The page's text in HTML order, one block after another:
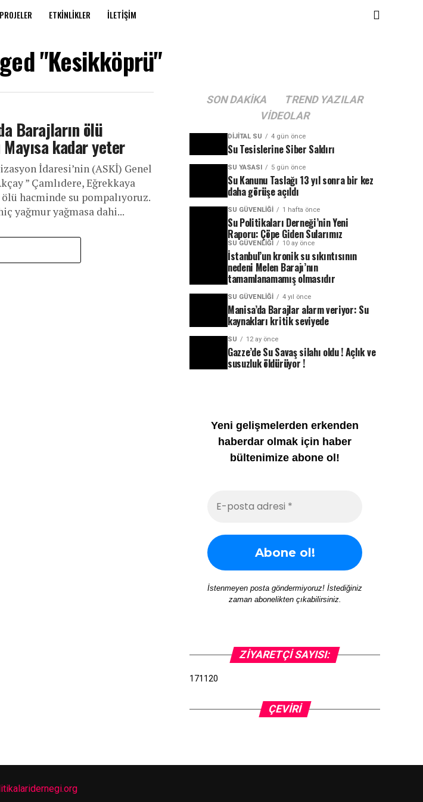
PROJELER ETKINLIKLER İLETIŞIM
"Kesikköprü"
Barajların ölü
kadar yeter
İdaresi’nin (ASKİ) Genel
” Çamlıdere, Eğrekkaya
hacminde su pompalıyoruz.
yağmur yağmasa dahi...
SON DAKIKA
TREND YAZILAR
VIDEOLAR
DIJITAL SU 4 gün önce
Su Tesislerine Siber Saldırı
SU YASASI 5 gün önce
Su Kanunu Taslağı 13 yıl sonra bir kez
daha görüşe açıldı
SU GÜVENLIĞI 1 hafta önce
Su Politikaları Derneği’nin Yeni
Raporu: Çöpe Giden Sularımız
SU GÜVENLIĞI 10 ay önce
İstanbul’un kronik su sıkıntısının
nedeni Melen Barajı’nın
tamamlanamamış olmasıdır
SU GÜVENLIĞI 4 yıl önce
Manisa’da Barajlar alarm veriyor: Su
kaynakları kritik seviyede
SU 12 ay önce
Gazze’de Su Savaş silahı oldu ! Açlık ve
susuzluk öldürüyor !
Yeni gelişmelerden erkenden
haberdar olmak için haber
bültenimize abone ol!
İstenmeyen posta göndermiyoruz! İstediğiniz
zaman abonelikten çıkabilirsiniz.
ZIYARETÇI SAYISI:
171120
ÇEVIRI